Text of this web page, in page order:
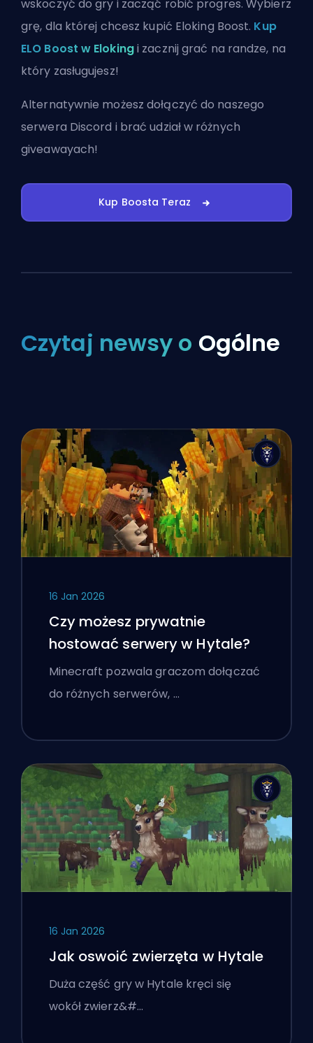
wskoczyć do gry i zacząć robić progres. Wybierz
grę, dla której chcesz kupić Eloking Boost. Kup
ELO Boost w Elokingi zacznij grać na randze, na
który zasługujesz!
Alternatywnie możeszdołączyć do naszego
serwera Discord i brać udział w różnych
giveawayach!
Kup Boosta Teraz
Czytaj newsy o Ogólne
16 Jan 2026
Czy możesz prywatnie
hostować serwery w Hytale?
Minecraft pozwala graczom dołączać
do różnych serwerów, …
16 Jan 2026
Jak oswoić zwierzęta w Hytale
Duża część gry w Hytale kręci się
wokół zwierz&#…